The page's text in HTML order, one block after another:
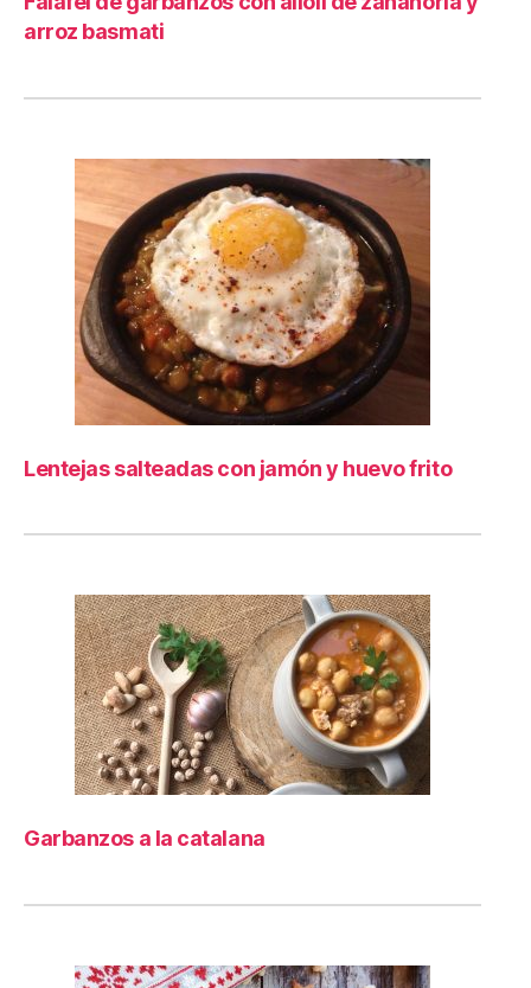
arroz basmati
Lentejas salteadas con jamón y huevo frito
Garbanzos a la catalana